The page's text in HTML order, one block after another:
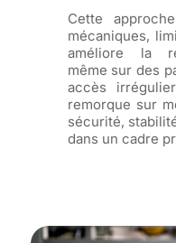
Cette
mécaniques,
améliore la
même sur des
accès
remorque sur
sécurité,
dans un cadre